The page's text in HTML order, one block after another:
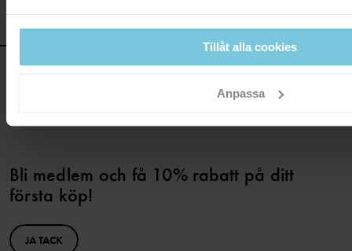
Tillåt alla cookies
Anpassa
Bli medlem och få 10% rabatt på ditt
första köp!
JA TACK